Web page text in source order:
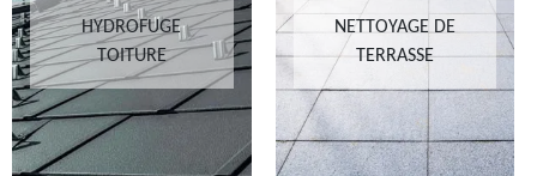
HYDROFUGE
TOITURE
NETTOYAGE DE
TERRASSE